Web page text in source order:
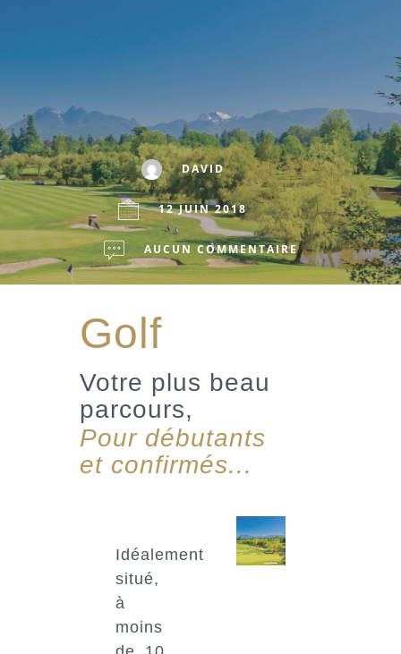
DAVID
12 JUIN 2018
AUCUN COMMENTAIRE
Golf
Votre plus beau
parcours,
Pour débutants
et confirmés...
Idéalement
situé,
à
moins